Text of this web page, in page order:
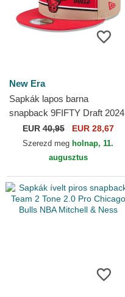
New Era
Sapkák lapos barna
snapback 9FIFTY Draft 2024
Chicago Bulls NBA New Era
EUR40,95 EUR 28,67
Szerezd meg holnap, 11.
augusztus